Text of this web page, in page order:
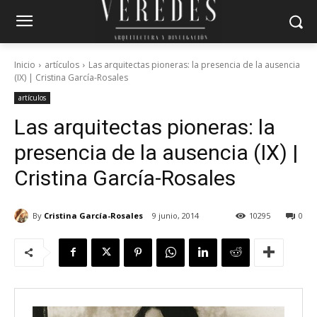
Inicio artículos
Las arquitectas pioneras: la presencia de la ausencia
(IX) | Cristina García-Rosales
artículos
Las arquitectas pioneras: la
presencia de la ausencia (IX) |
Cristina García-Rosales
By Cristina García-Rosales 9 junio, 2014 0
10295